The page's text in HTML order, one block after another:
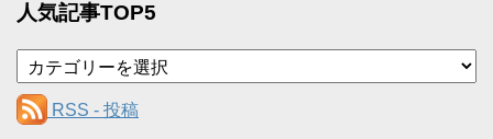
人気記事TOP5
テ
ゴ
リ
RSS - 投稿